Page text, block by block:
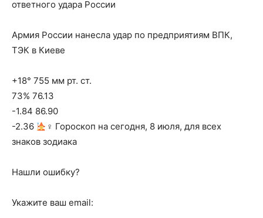
ответного удара России
Армия России нанесла удар по предприятиям ВПК,
ТЭК в Киеве
+18° 755 мм рт. ст.
73% 76.13
-1.84 86.90
-2.36
‍♀ Гороскоп на сегодня, 8 июля, для всех
знаков зодиака
Нашли ошибку?
Укажите ваш email: